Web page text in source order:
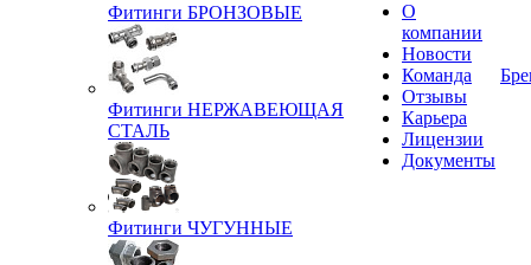
Фитинги БРОНЗОВЫЕ
Фитинги НЕРЖАВЕЮЩАЯ
СТАЛЬ
Фитинги ЧУГУННЫЕ
О
компании
Новости
Команда
Отзывы
Карьера
Лицензии
Документы